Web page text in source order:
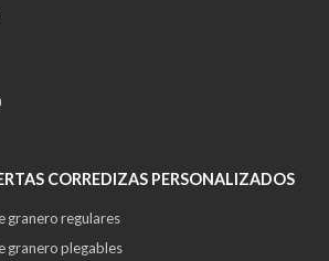
CORREDIZAS PERSONALIZADOS
granero regulares
granero plegables